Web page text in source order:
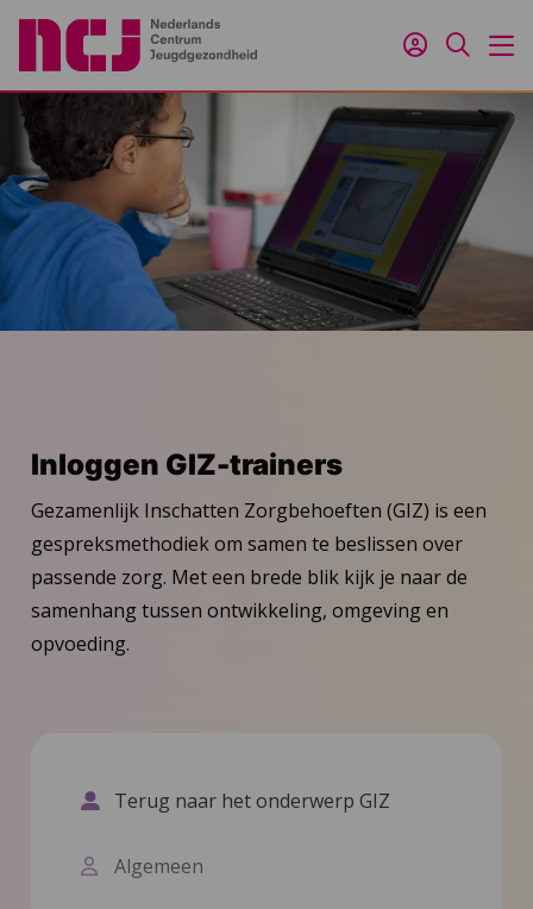
Inloggen
Zoeken
Inloggen GIZ-trainers
Gezamenlijk Inschatten Zorgbehoeften (GIZ) is een
gespreksmethodiek om samen te beslissen over
passende zorg. Met een brede blik kijk je naar de
samenhang tussen ontwikkeling, omgeving en
opvoeding.
Terug naar het onderwerp GIZ
Algemeen